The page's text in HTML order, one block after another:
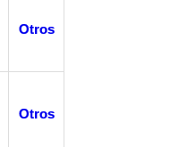
Otros
Otros